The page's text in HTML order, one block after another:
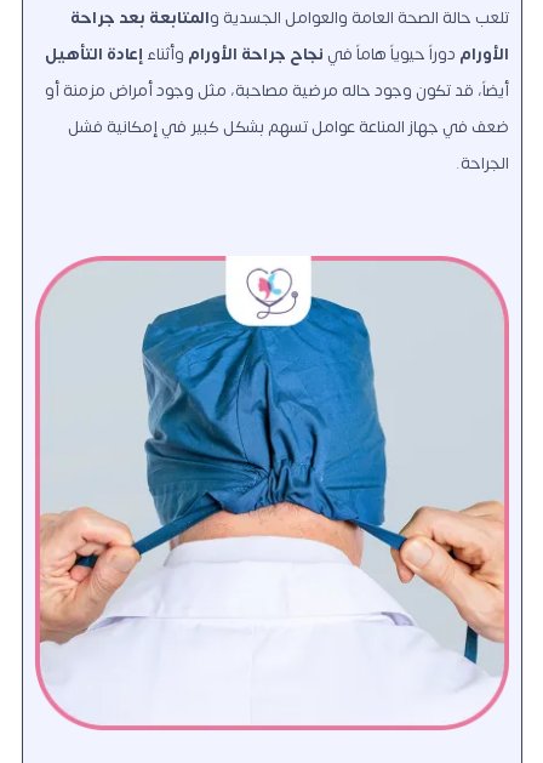
تلعب حالة الصحة العامة والعوامل الجسدية والمتابعة بعد جراحة
الأورام دوراً حيوياً هاماً في نجاح جراحة الأورام وأثناءإعادة التأهيل
أيضاً، قد تكون وجود حاله مرضية مصاحبة، مثل وجود أمراض مزمنة أو
ضعف في جهاز المناعة عوامل تسهم بشكل كبير في إمكانية فشل
الجراحة.